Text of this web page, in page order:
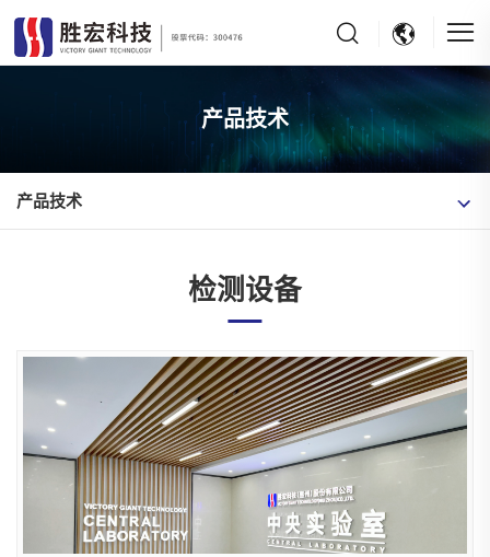
产品技术
产品技术
检测设备